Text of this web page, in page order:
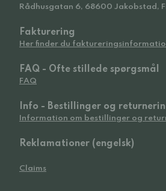
Rådhusgatan 6, 68600 Jakobstad,
Fakturering
Her finder du
FAQ - Ofte stillede spørgsmål
FAQ
Info - Bestillinger og
Information om bestillinger og
Reklamationer (engelsk)
Claims